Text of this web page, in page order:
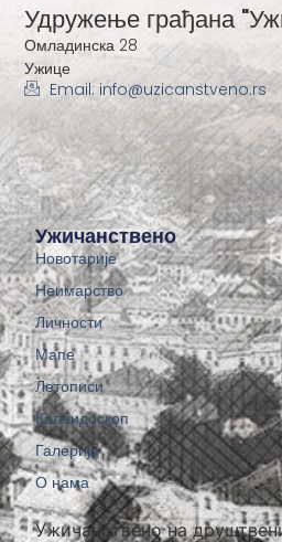
Ужичанствено на
Ужичанствено
Новотарије
Неимарство
Личности
Мапе
Летописи
Калеидоскоп
Галерије
О нама
Удружење грађана
Омладинска 28
Ужице
Email: info@uzicanstveno.rs